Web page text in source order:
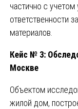
частично с учетом
ответственности
материалов.
Кейс № 3:
Москве
Объектом
жилой дом,